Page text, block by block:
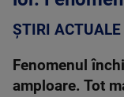
ȘTIRI ACTUALE
Fenomenul
amploare. Tot